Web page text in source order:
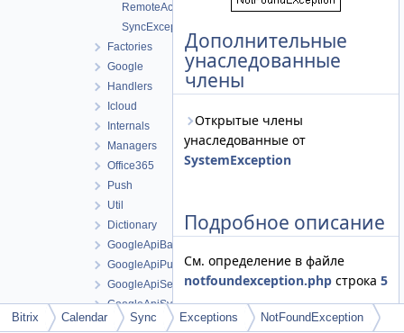
RemoteAccountException
SyncException
Factories
Google
Handlers
Icloud
Internals
Managers
Office365
Push
Util
Dictionary
GoogleApiBatch
GoogleApiPush
GoogleApiSection
GoogleApiSync
GoogleApiTransport
Дополнительные
унаследованные
члены
Открытые члены
унаследованные от
SystemException
Подробное описание
См. определение в файле
notfoundexception.php строка 5
Bitrix Calendar Sync Exceptions NotFoundException